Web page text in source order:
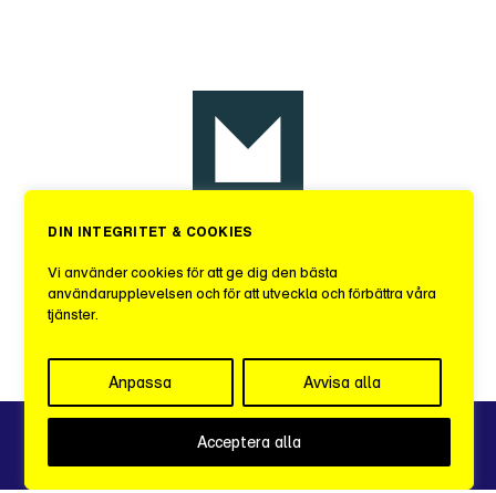
DIN INTEGRITET & COOKIES
Vi använder cookies för att ge dig den bästa
användarupplevelsen och för att utveckla och förbättra våra
tjänster.
Anpassa Avvisa alla
Acceptera alla
grafer excel arkiv logga in
Sveriges Mediebyråer
111 22 STOCKHOLM
Integritetspolicy
info@sverigesmediebyraer.se